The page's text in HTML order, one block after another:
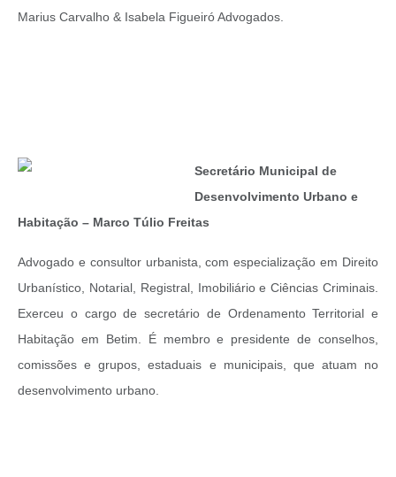
Marius Carvalho & Isabela Figueiró Advogados.
Secretário Municipal de
Desenvolvimento Urbano e
Habitação – Marco Túlio Freitas
Advogado e consultor urbanista, com especialização em Direito
Urbanístico, Notarial, Registral, Imobiliário e Ciências Criminais.
Exerceu o cargo de secretário de Ordenamento Territorial e
Habitação em Betim. É membro e presidente de conselhos,
comissões e grupos, estaduais e municipais, que atuam no
desenvolvimento urbano.